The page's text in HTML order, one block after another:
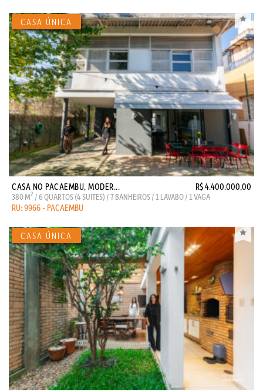
CASA NO PACAEMBU, MODER... R$ 4.400.000,00
380 M2 / 6 QUARTOS (4 SUITES) / 7 BANHEIROS / 1 LAVABO / 1 VAGA
RU: 9966 - PACAEMBU